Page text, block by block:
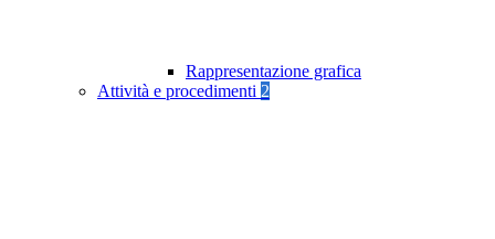
Rappresentazione grafica
Attività e procedimenti 2